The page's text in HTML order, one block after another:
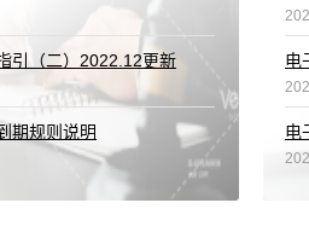
引（二）2022.12更新
期规则说明
电
电